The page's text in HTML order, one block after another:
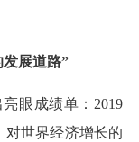
展道路”
眼成绩单：2019
对世界经济增长的